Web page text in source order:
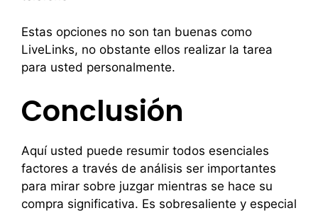
Estas opciones no son tan buenas como
LiveLinks, no obstante ellos realizar la tarea
para usted personalmente.
Conclusión
Aquí usted puede resumir todos esenciales
factores a través de análisis ser importantes
para mirar sobre juzgar mientras se hace su
compra significativa. Es sobresaliente y especial